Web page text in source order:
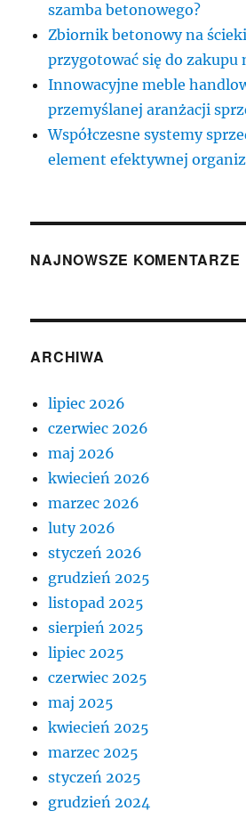
szamba betonowego?
Zbiornik betonowy na
przygotować się do zakupu
Innowacyjne meble
przemyślanej aranżacji
Współczesne systemy
element efektywnej
NAJNOWSZE KOMENTARZE
ARCHIWA
lipiec 2026
czerwiec 2026
maj 2026
kwiecień 2026
marzec 2026
luty 2026
styczeń 2026
grudzień 2025
listopad 2025
sierpień 2025
lipiec 2025
czerwiec 2025
maj 2025
kwiecień 2025
marzec 2025
styczeń 2025
grudzień 2024